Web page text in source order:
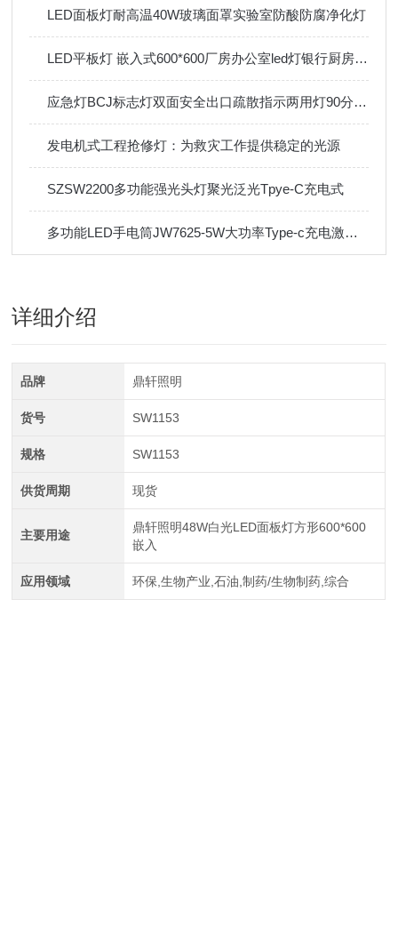
LED面板灯耐高温40W玻璃面罩实验室防酸防腐净化灯
LED平板灯 嵌入式600*600厂房办公室led灯银行厨房吸顶面板灯
应急灯BCJ标志灯双面安全出口疏散指示两用灯90分钟LED5W
发电机式工程抢修灯：为救灾工作提供稳定的光源
SZSW2200多功能强光头灯聚光泛光Tpye-C充电式
多功能LED手电筒JW7625-5W大功率Type-c充电激光定位检修
详细介绍
品牌 鼎轩照明
货号 SW1153
规格 SW1153
供货周期 现货
主要用途
鼎轩照明48W白光LED面板灯方形600*600
嵌入
应用领域 环保,生物产业,石油,制药/生物制药,综合